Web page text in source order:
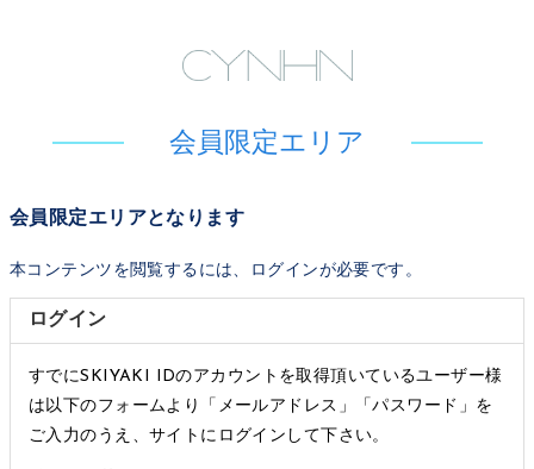
会員限定エリア
会員限定エリアとなります
本コンテンツを閲覧するには、ログインが必要です。
ログイン
すでにSKIYAKI IDのアカウントを取得頂いているユーザー様
は以下のフォームより「メールアドレス」「パスワード」を
ご入力のうえ、サイトにログインして下さい。